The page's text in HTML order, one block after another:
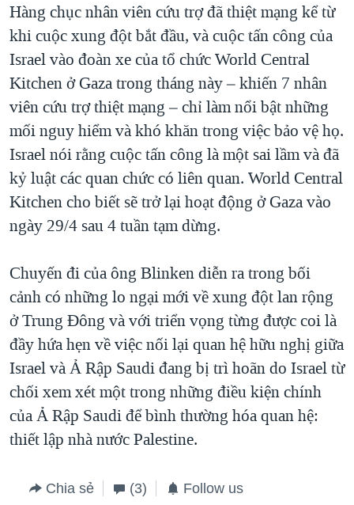
Hàng chục nhân viên cứu trợ đã thiệt mạng kể từ
khi cuộc xung đột bắt đầu, và cuộc tấn công của
Israel vào đoàn xe của tổ chức World Central
Kitchen ở Gaza trong tháng này – khiến 7 nhân
viên cứu trợ thiệt mạng – chỉ làm nổi bật những
mối nguy hiểm và khó khăn trong việc bảo vệ họ.
Israel nói rằng cuộc tấn công là một sai lầm và đã
kỷ luật các quan chức có liên quan. World Central
Kitchen cho biết sẽ trở lại hoạt động ở Gaza vào
ngày 29/4 sau 4 tuần tạm dừng.
Chuyến đi của ông Blinken diễn ra trong bối
cảnh có những lo ngại mới về xung đột lan rộng
ở Trung Đông và với triển vọng từng được coi là
đầy hứa hẹn về việc nối lại quan hệ hữu nghị giữa
Israel và Ả Rập Saudi đang bị trì hoãn do Israel từ
chối xem xét một trong những điều kiện chính
của Ả Rập Saudi để bình thường hóa quan hệ:
thiết lập nhà nước Palestine.
Chia sẻ (3) Follow us